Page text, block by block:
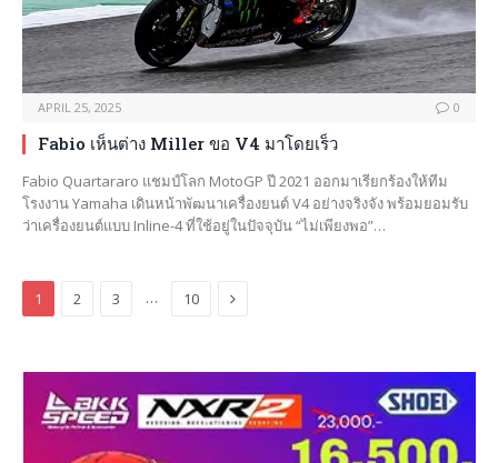
APRIL 25, 2025 0
Fabio เห็นต่าง Miller ขอ V4 มาโดยเร็ว
Fabio Quartararo แชมป์โลก MotoGP ปี 2021 ออกมาเรียกร้องให้ทีม
โรงงาน Yamaha เดินหน้าพัฒนาเครื่องยนต์ V4 อย่างจริงจัง พร้อมยอมรับ
ว่าเครื่องยนต์แบบ Inline-4 ที่ใช้อยู่ในปัจจุบัน “ไม่เพียงพอ”…
1 2 3 … 10 Next